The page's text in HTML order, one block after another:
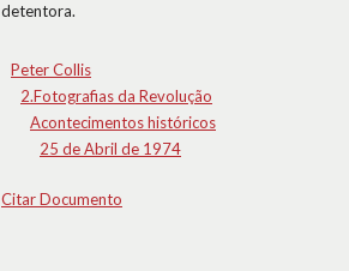
detentora.
Peter Collis
2.Fotografias da Revolução
Acontecimentos históricos
25 de Abril de 1974
Citar Documento